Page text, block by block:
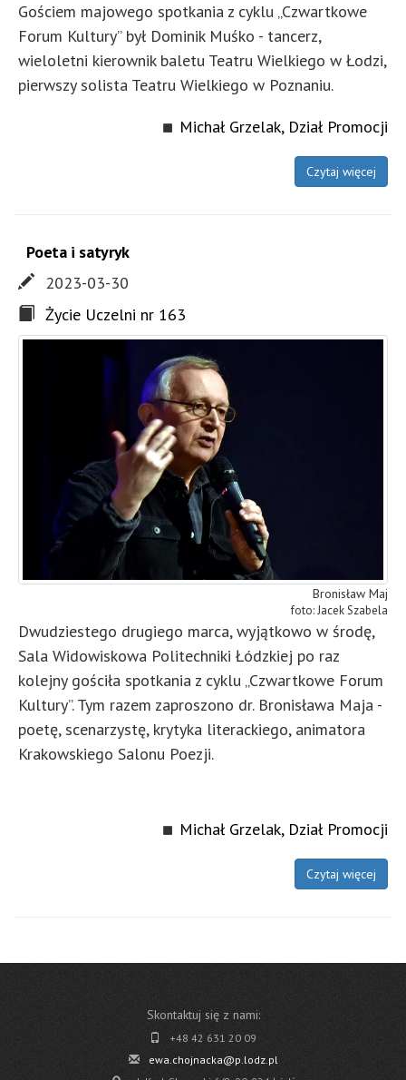
Gościem majowego spotkania z cyklu „Czwartkowe
Forum Kultury” był Dominik Muśko - tancerz,
wieloletni kierownik baletu Teatru Wielkiego w Łodzi,
pierwszy solista Teatru Wielkiego w Poznaniu.
Michał Grzelak, Dział Promocji
Czytaj więcej
Poeta i satyryk
2023-03-30
Życie Uczelni nr 163
Bronisław Maj
Jacek Szabela
Dwudziestego drugiego marca, wyjątkowo w środę,
Sala Widowiskowa Politechniki Łódzkiej po raz
kolejny gościła spotkania z cyklu „Czwartkowe Forum
Kultury”. Tym razem zaproszono dr. Bronisława Maja -
poetę, scenarzystę, krytyka literackiego, animatora
Krakowskiego Salonu Poezji.
Michał Grzelak, Dział Promocji
Czytaj więcej
Skontaktuj się z nami:
+48 42 631 20 09
ewa.chojnacka@p.lodz.pl